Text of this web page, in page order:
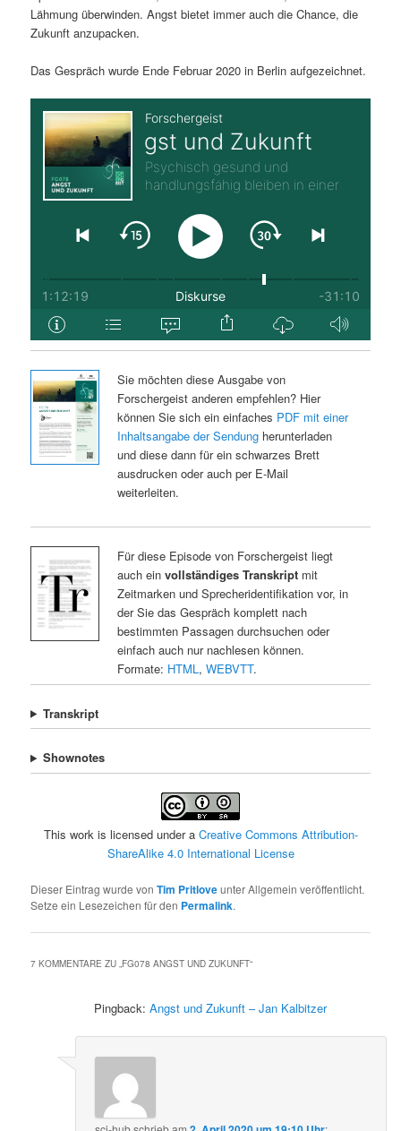
Lähmung überwinden. Angst bietet immer auch die Chance, die
Zukunft anzupacken.
Das Gespräch wurde Ende Februar 2020 in Berlin aufgezeichnet.
Sie möchten diese Ausgabe von
Forschergeist anderen empfehlen? Hier
können Sie sich ein einfaches PDF mit einer
Inhaltsangabe der Sendungherunterladen
und diese dann für ein schwarzes Brett
ausdrucken oder auch per E-Mail
weiterleiten.
Für diese Episode von Forschergeist liegt
auch ein vollständiges Transkriptmit
Zeitmarken und Sprecheridentifikation vor, in
der Sie das Gespräch komplett nach
bestimmten Passagen durchsuchen oder
einfach auch nur nachlesen können.
Formate: HTML, WEBVTT.
Transkript
Shownotes
This work is licensed under a Creative Commons Attribution-
ShareAlike 4.0 International License
Dieser Eintrag wurde vonTim Pritloveunter Allgemein veröffentlicht.
Setze ein Lesezeichen für den Permalink.
7 KOMMENTARE ZU „FG078 ANGST UND ZUKUNFT“
Pingback:Angst und Zukunft – Jan Kalbitzer